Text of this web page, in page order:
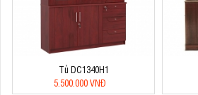
Tủ DC1340H1
5.500.000 VNĐ